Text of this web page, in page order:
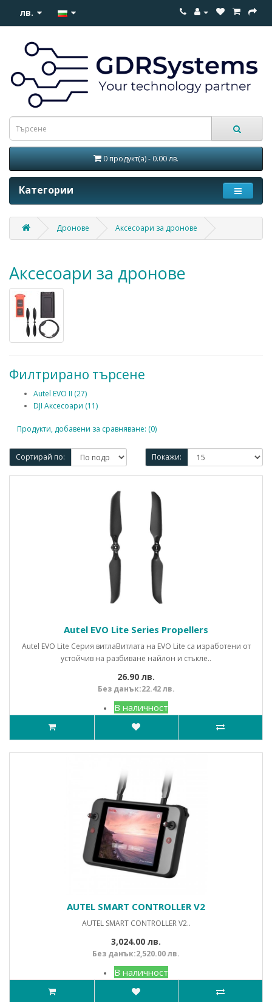
лв.
0 продукт(а) - 0.00 лв.
Категории
Дронове Аксесоари за дронове
Аксесоари за дронове
Филтрирано търсене
Autel EVO II (27)
DJI Аксесоари (11)
Продукти, добавени за сравняване: (0)
Сортирай по: Покажи:
Autel EVO Lite Series Propellers
Autel EVO Lite Серия витлаВитлата на EVO Lite са изработени от
устойчив на разбиване найлон и стъкле..
26.90 лв.
Без данък:22.42 лв.
В наличност
AUTEL SMART CONTROLLER V2
AUTEL SMART CONTROLLER V2..
3,024.00 лв.
Без данък:2,520.00 лв.
В наличност